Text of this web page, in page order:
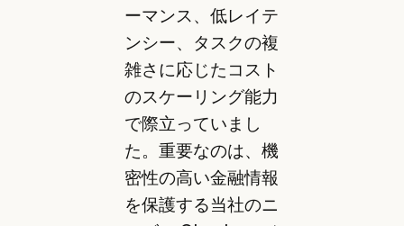
ーマンス、低レイテ
ンシー、タスクの複
雑さに応じたコスト
のスケーリング能力
で際立っていまし
た。重要なのは、機
密性の高い金融情報
を保護する当社のニ